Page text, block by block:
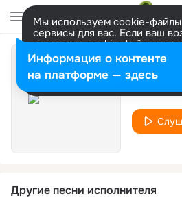
Мы используем cookie-
сервисы для вас. Если ваш
настроить cookie-файлы
представитель. Больше
Разрешить все Настроить
Love
Ahmet Koc
Другие песни исполнителя
Информация о контенте
на платформе — здесь